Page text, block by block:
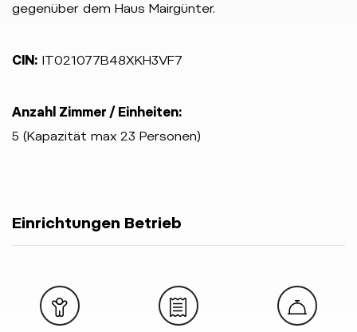
gegenüber dem Haus Mairgünter.
CIN: IT021077B48XKH3VF7
Anzahl Zimmer / Einheiten:
5 (Kapazität max 23 Personen)
Einrichtungen Betrieb